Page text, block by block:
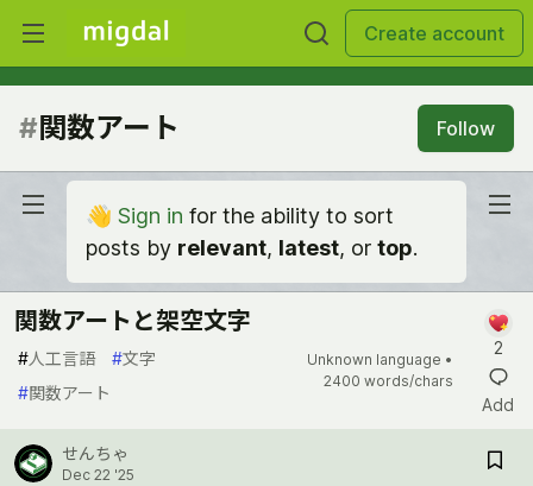
Create account
#関数アート Follow
👋 Sign in for the ability to sort
posts by relevant, latest, or top.
関数アートと架空文字
#人工言語 #文字
#関数アート
Unknown language •
2400 words/chars
2
Add
せんちゃ
Dec 22 '25